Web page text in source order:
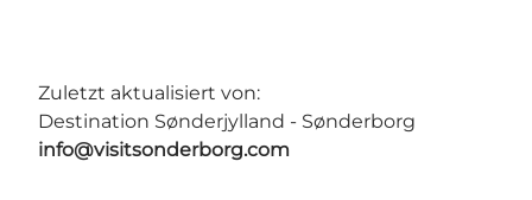
Zuletzt aktualisiert von:
Destination Sønderjylland - Sønderborg
info@visitsonderborg.com